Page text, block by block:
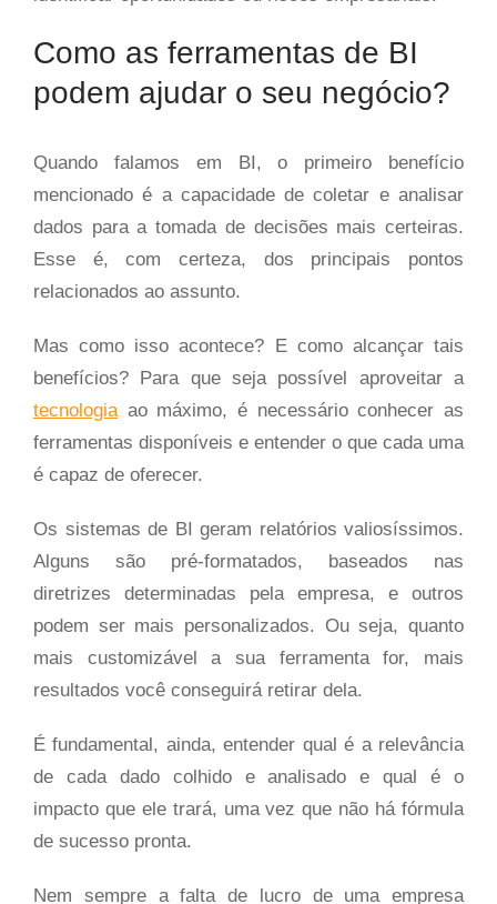
Como as ferramentas de BI
podem ajudar o seu negócio?
Quando falamos em BI, o primeiro benefício
mencionado é a capacidade de coletar e analisar
dados para a tomada de decisões mais certeiras.
Esse é, com certeza, dos principais pontos
relacionados ao assunto.
Mas como isso acontece? E como alcançar tais
benefícios? Para que seja possível aproveitar a
tecnologia ao máximo, é necessário conhecer as
ferramentas disponíveis e entender o que cada uma
é capaz de oferecer.
Os sistemas de BI geram relatórios valiosíssimos.
Alguns são pré-formatados, baseados nas
diretrizes determinadas pela empresa, e outros
podem ser mais personalizados. Ou seja, quanto
mais customizável a sua ferramenta for, mais
resultados você conseguirá retirar dela.
É fundamental, ainda, entender qual é a relevância
de cada dado colhido e analisado e qual é o
impacto que ele trará, uma vez que não há fórmula
de sucesso pronta.
Nem sempre a falta de lucro de uma empresa